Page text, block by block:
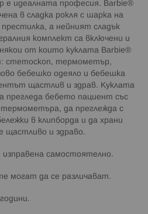
е идеалната професия. Barbie®
в сладка рокля с шарка на
престилка, а нейният сладък
комплект са включени и
от които куклата Barbie®
стетоскоп, термометър,
бебешко одеяло и бебешка
щастлив и здрав. Куклата
прегледа бебето пациент със
да преглежда с
в клипборда и да храни
щастливо и здраво.
самостоятелно.
могат да се различават.